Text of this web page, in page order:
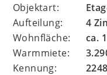
Objektart:
Aufteilung:
4
Wohnfläche:
ca.
Warmmiete:
Kennung:
2248